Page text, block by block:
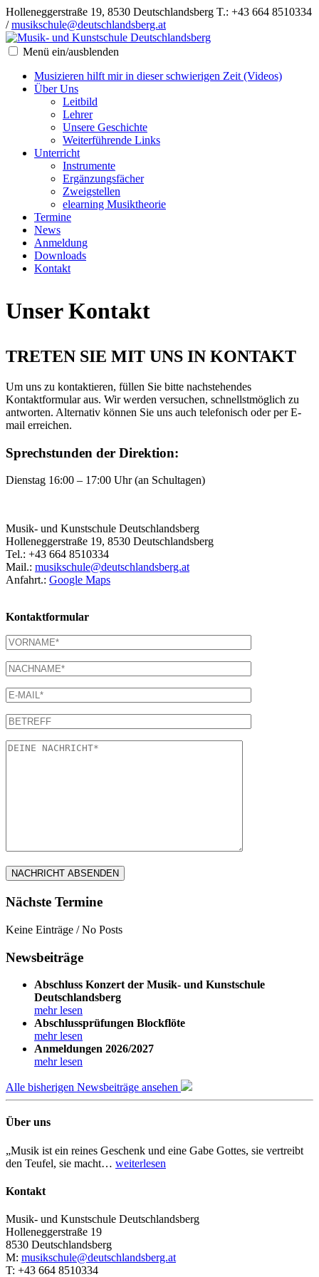
Holleneggerstraße 19, 8530 Deutschlandsberg T.: +43 664 8510334
/musikschule@deutschlandsberg.at
Menü ein/ausblenden
Musizieren hilft mir in dieser schwierigen Zeit (Videos)
Über Uns
Leitbild
Lehrer
Unsere Geschichte
Weiterführende Links
Unterricht
Instrumente
Ergänzungsfächer
Zweigstellen
elearning Musiktheorie
Termine
News
Anmeldung
Downloads
Kontakt
UnserKontakt
TRETEN SIE MIT UNS IN KONTAKT
Um uns zu kontaktieren, füllen Sie bitte nachstehendes
Kontaktformular aus. Wir werden versuchen, schnellstmöglich zu
antworten. Alternativ können Sie uns auch telefonisch oder per E-
mail erreichen.
Sprechstunden der Direktion:
Dienstag 16:00 – 17:00 Uhr (an Schultagen)
Musik- und Kunstschule Deutschlandsberg
Holleneggerstraße 19, 8530 Deutschlandsberg
Tel.: +43 664 8510334
Mail.: musikschule@deutschlandsberg.at
Anfahrt.: Google Maps
Kontaktformular
Nächste Termine
Keine Einträge / No Posts
Newsbeiträge
Abschluss Konzert der Musik- und Kunstschule
Deutschlandsberg
mehr lesen
Abschlussprüfungen Blockflöte
mehr lesen
Anmeldungen 2026/2027
mehr lesen
Alle bisherigen Newsbeiträge ansehen
Über uns
„Musik ist ein reines Geschenk und eine Gabe Gottes, sie vertreibt
den Teufel, sie macht… weiterlesen
Kontakt
Musik- und Kunstschule Deutschlandsberg
Holleneggerstraße 19
8530 Deutschlandsberg
M: musikschule@deutschlandsberg.at
T: +43 664 8510334